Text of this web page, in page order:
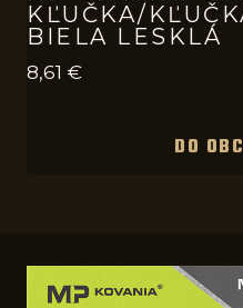
KĽUČKA/
BIELA LESKLÁ
8,61 €
DO